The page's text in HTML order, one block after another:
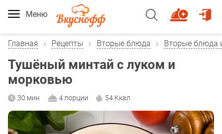
Меню
Главная Рецепты Вторые блюда Вторые блюда
Тушёный минтай с луком и
морковью
30 мин 4 порции 54 Ккал